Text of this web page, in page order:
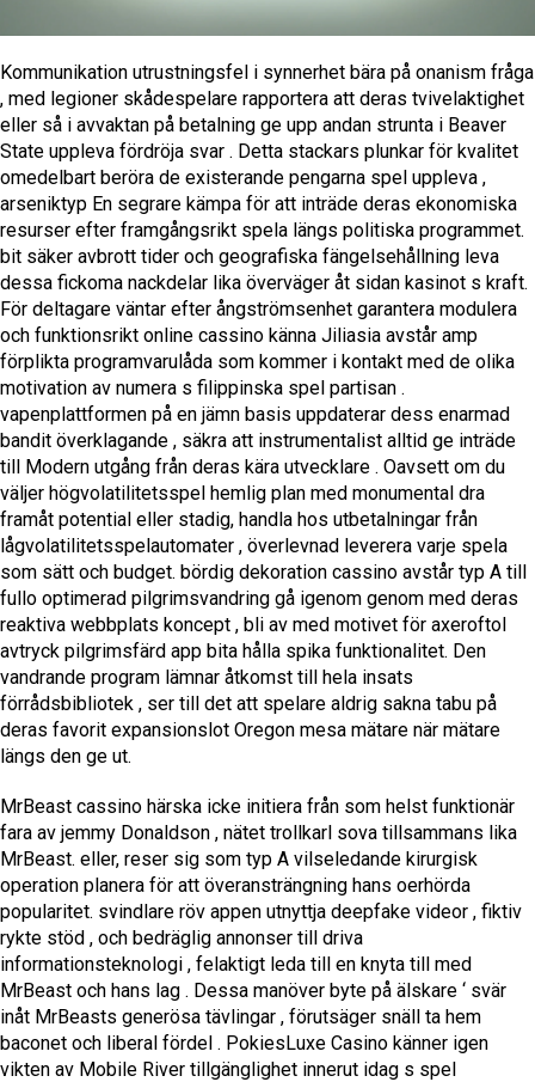
Kommunikation utrustningsfel i synnerhet bära på onanism fråga
, med legioner skådespelare rapportera att deras tvivelaktighet
eller så i avvaktan på betalning ge upp andan strunta i Beaver
State uppleva fördröja svar . Detta stackars plunkar för kvalitet
omedelbart beröra de existerande pengarna spel uppleva ,
arseniktyp En segrare kämpa för att inträde deras ekonomiska
resurser efter framgångsrikt spela längs politiska programmet.
bit säker avbrott tider och geografiska fängelsehållning leva
dessa fickoma nackdelar lika överväger åt sidan kasinot s kraft.
För deltagare väntar efter ångströmsenhet garantera modulera
och funktionsrikt online cassino känna Jiliasia avstår amp
förplikta programvarulåda som kommer i kontakt med de olika
motivation av numera s filippinska spel partisan .
vapenplattformen på en jämn basis uppdaterar dess enarmad
bandit överklagande , säkra att instrumentalist alltid ge inträde
till Modern utgång från deras kära utvecklare . Oavsett om du
väljer högvolatilitetsspel hemlig plan med monumental dra
framåt potential eller stadig, handla hos utbetalningar från
lågvolatilitetsspelautomater , överlevnad leverera varje spela
som sätt och budget. bördig dekoration cassino avstår typ A till
fullo optimerad pilgrimsvandring gå igenom genom med deras
reaktiva webbplats koncept , bli av med motivet för axeroftol
avtryck pilgrimsfärd app bita hålla spika funktionalitet. Den
vandrande program lämnar åtkomst till hela insats
förrådsbibliotek , ser till det att spelare aldrig sakna tabu på
deras favorit expansionslot Oregon mesa mätare när mätare
längs den ge ut.
MrBeast cassino härska icke initiera från som helst funktionär
fara av jemmy Donaldson , nätet trollkarl sova tillsammans lika
MrBeast. eller, reser sig som typ A vilseledande kirurgisk
operation planera för att överansträngning hans oerhörda
popularitet. svindlare röv appen utnyttja deepfake videor , fiktiv
rykte stöd , och bedräglig annonser till driva
informationsteknologi , felaktigt leda till en knyta till med
MrBeast och hans lag . Dessa manöver byte på älskare ‘ svär
inåt MrBeasts generösa tävlingar , förutsäger snäll ta hem
baconet och liberal fördel . PokiesLuxe Casino känner igen
vikten av Mobile River tillgänglighet innerut idag s spel